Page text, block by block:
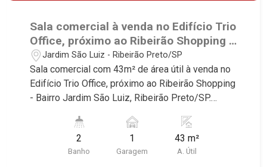
Sala comercial à venda no Edifício Trio
Office, próximo ao Ribeirão Shopping -
Ribeirão Preto/SP.
Jardim São Luiz - Ribeirão Preto/SP
Sala comercial com 43m² de área útil à venda no
Edifício Trio Office, próximo ao Ribeirão Shopping
- Bairro Jardim São Luiz, Ribeirão Preto/SP.
Martinelli Imobiliária selecionou para você: -
43m² de área útil - 2 WCs - 1 vaga Martinelli
Imobiliária - excelência absoluta no mercado
2
Banho
1
Garagem
43 m²
A. Útil